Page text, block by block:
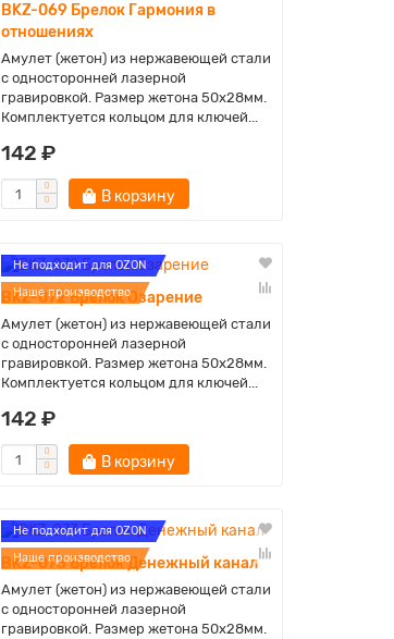
BKZ-069 Брелок Гармония в
отношениях
Амулет (жетон) из нержавеющей стали
с односторонней лазерной
гравировкой. Размер жетона 50х28мм.
Комплектуется кольцом для ключей...
142 ₽
В корзину
Не подходит для OZON
Наше производство
BKZ-072 Брелок Озарение
Амулет (жетон) из нержавеющей стали
с односторонней лазерной
гравировкой. Размер жетона 50х28мм.
Комплектуется кольцом для ключей...
142 ₽
В корзину
Не подходит для OZON
Наше производство
BKZ-073 Брелок Денежный канал
Амулет (жетон) из нержавеющей стали
с односторонней лазерной
гравировкой. Размер жетона 50х28мм.